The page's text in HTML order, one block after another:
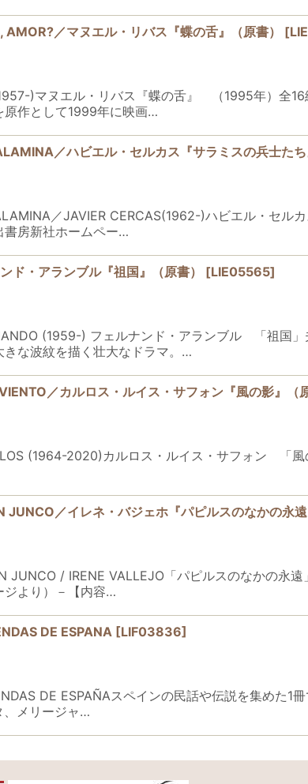
AMOR?／マヌエル・リバス『蝶の舌』（原書） [
)マヌエル・リバス『蝶の舌』 （1995年）全
原作として1999年に映画…
／ハビエル・セルカス『サラミスの兵士たち
／JAVIER CERCAS(1962-)ハビエル・セル
書房新社ホームペー…
ド・アランブル『祖国』（原書） [LIE05565]
(1959-) フェルナンド・アランブル 「祖国
きな波紋を描く壮大なドラマ。…
／カルロス・ルイス・サフォン『風の影』（
(1964-2020)カルロス・ルイス・サフォン 「
JUNCO／イレネ・バジェホ『パピルスのなかの永遠
JUNCO / IRENE VALLEJO「パピルスのなかの永
ジより）－【内容…
DE ESPANA [LIF03836]
DE ESPAÑAスペインの民話や伝説を集めた1
メリージャ…